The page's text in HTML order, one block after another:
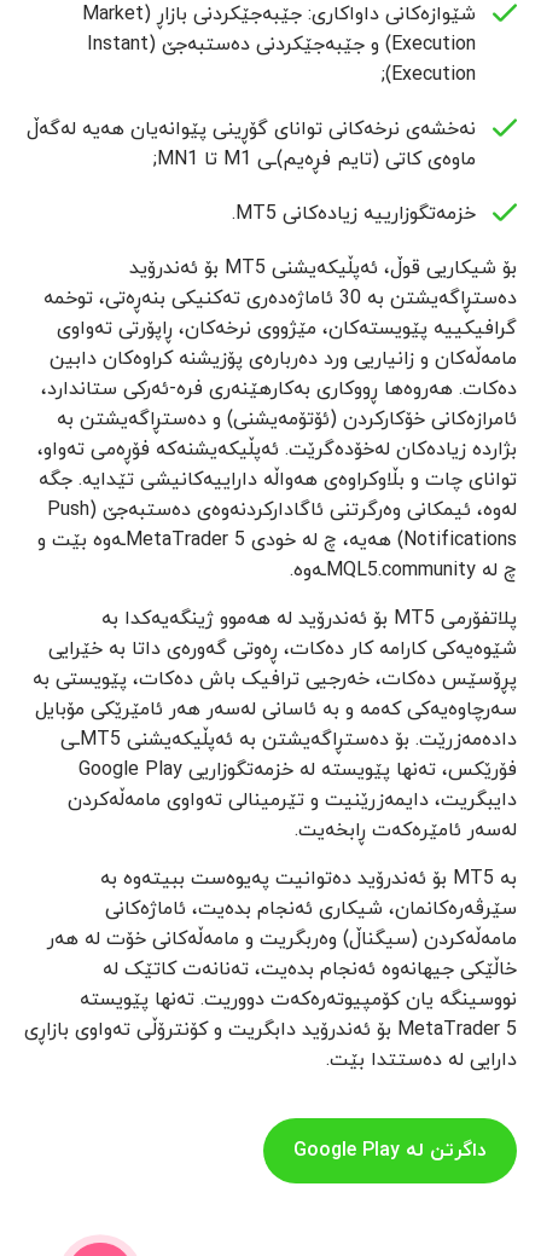
شێوازەکانی داواکاری: جێبەجێکردنی بازاڕ (Market
Execution) و جێبەجێکردنی دەستبەجێ (Instant
Execution);
نەخشەی نرخەکانی توانای گۆڕینی پێوانەیان هەیە لەگەڵ
ماوەی کاتی (تایم فڕەیم)ـی M1 تا MN1;
خزمەتگوزارییە زیادەکانی MT5.
بۆ شیکاریی قوڵ، ئەپڵیکەیشنی MT5 بۆ ئەندرۆید
دەستڕاگەیشتن بە 30 ئاماژەدەری تەکنیکی بنەڕەتی، توخمە
گرافیکییە پێویستەکان، مێژووی نرخەکان، ڕاپۆرتی تەواوی
مامەڵەکان و زانیاریی ورد دەربارەی پۆزیشنە کراوەکان دابین
دەکات. هەروەها ڕووکاری بەکارهێنەری فرە-ئەرکی ستاندارد،
ئامرازەکانی خۆکارکردن (ئۆتۆمەیشنی) و دەستڕاگەیشتن بە
بژاردە زیادەکان لەخۆدەگرێت. ئەپڵیکەیشنەکە فۆڕەمی تەواو،
توانای چات و بڵاوکراوەی هەواڵە داراییەکانیشی تێدایە. جگە
لەوە، ئیمکانی وەرگرتنی ئاگادارکردنەوەی دەستبەجێ (Push
Notifications) هەیە، چ لە خودی MetaTrader 5ـەوە بێت و
چ لە MQL5.communityـەوە.
پلاتفۆرمی MT5 بۆ ئەندرۆید لە هەموو ژینگەیەکدا بە
شێوەیەکی کارامە کار دەکات، ڕەوتی گەورەی داتا بە خێرایی
پڕۆسێس دەکات، خەرجیی ترافیک باش دەکات، پێویستی بە
سەرچاوەیەکی کەمە و بە ئاسانی لەسەر هەر ئامێرێکی مۆبایل
دادەمەزرێت. بۆ دەستڕاگەیشتن بە ئەپڵیکەیشنی MT5ـی
فۆرێکس، تەنها پێویستە لە خزمەتگوزاریی Google Play
دایبگریت، دایمەزرێنیت و تێرمینالی تەواوی مامەڵەکردن
لەسەر ئامێرەکەت ڕابخەیت.
بە MT5 بۆ ئەندرۆید دەتوانیت پەیوەست ببیتەوە بە
سێرڤەرەکانمان، شیکاری ئەنجام بدەیت، ئاماژەکانی
مامەڵەکردن (سیگناڵ) وەربگریت و مامەڵەکانی خۆت لە هەر
خاڵێکی جیهانەوە ئەنجام بدەیت، تەنانەت کاتێک لە
نووسینگە یان کۆمپیوتەرەکەت دووریت. تەنها پێویستە
MetaTrader 5 بۆ ئەندرۆید دابگریت و کۆنترۆڵی تەواوی بازاڕی
دارایی لە دەستتدا بێت.
داگرتن لە Google Play